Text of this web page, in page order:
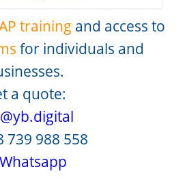
training and access to
for individuals and
a quote:
739 988 558
Whatsapp